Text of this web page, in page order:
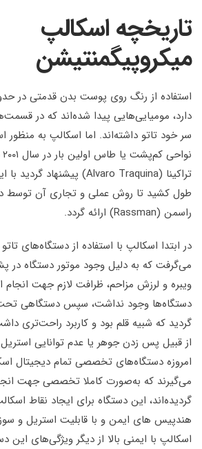
تاریخچه اسکالپ
میکروپیگمنتیشن
دارد، مومیایی‌هایی پیدا شده‌اند که در
سر خود تاتو داشته‌اند. اما اسکالپ به
راسمن (Rassman) ارائه گردد.
در ابتدا اسکالپ با استفاده از دستگاه‌های
می‌گرفت که به دلیل وجود موتور دستگاه
ویبره و لرزش مزاحم، ظرافت لازم جهت انجام
دستگاه‌ها وجود نداشت، سپس دستگاهی تحت
گردید که شبیه قلم بود و کاربرد راحت‌تری
از قبیل پس زدن جوهر یا عدم توانایی
امروزه دستگاه‌های تخصصی تمام دیجیتال
می‌گیرند که به‌صورت کاملا تخصصی جهت
گردیده‌اند، این دستگاه برای ایجاد نقاط
هندپیس های ایمن و با قابلیت استریل و
اسکالپ با ایمنی بالا از دیگر ویژگی‌های این